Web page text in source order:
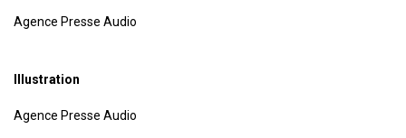
Agence Presse Audio
Illustration
Agence Presse Audio